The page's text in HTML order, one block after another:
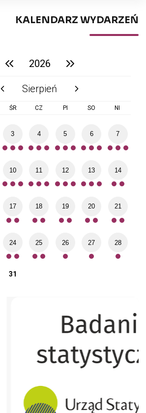
KALENDARZ WYDARZEŃ
poprzedni rok
2026 następny rok
poprzedni miesiąc
Sierpień następny miesiąc
ŚR CZ PI SO NI
3 4 5 6 7
10 11 12 13 14
17 18 19 20 21
24 25 26 27 28
31